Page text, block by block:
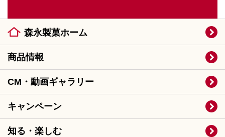
森永製菓ホーム
商品情報
CM・動画ギャラリー
キャンペーン
知る・楽しむ